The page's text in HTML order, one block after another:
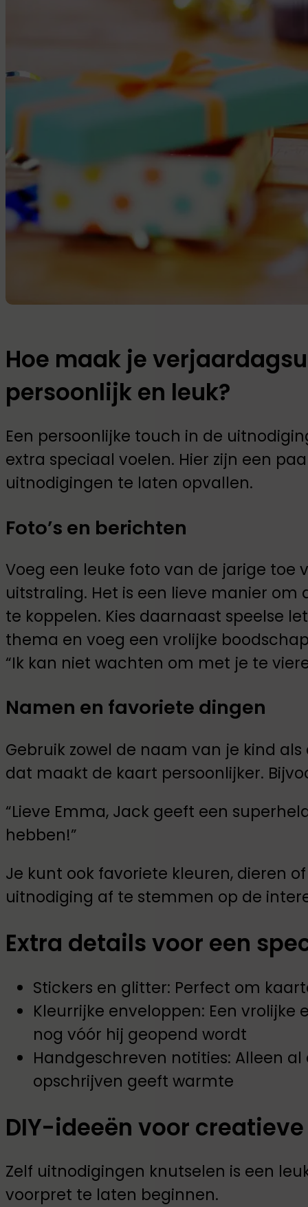
Hoe maak je
persoonlijk en leuk?
Een persoonlijke touch in de
extra speciaal voelen. Hier zijn een
uitnodigingen te laten opvallen.
Foto’s en berichten
Voeg een leuke foto van de jarige toe
uitstraling. Het is een lieve manier
te koppelen. Kies daarnaast speelse
thema en voeg een vrolijke
“Ik kan niet wachten om met je te
Namen en favoriete dingen
Gebruik zowel de naam van je kind
dat maakt de kaart persoonlijker.
“Lieve Emma, Jack geeft een
hebben!”
Je kunt ook favoriete kleuren, dieren
uitnodiging af te stemmen op de
Extra details voor een
Stickers en glitter: Perfect om
Kleurrijke enveloppen: Een
nog vóór hij geopend wordt
Handgeschreven notities: Alleen
opschrijven geeft warmte
DIY-ideeën voor
Zelf uitnodigingen knutselen is een
voorpret te laten beginnen.